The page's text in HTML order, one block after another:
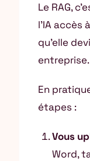
Le RAG,
l’IA
qu’elle
entreprise.
En
étapes :
Vous
Word,